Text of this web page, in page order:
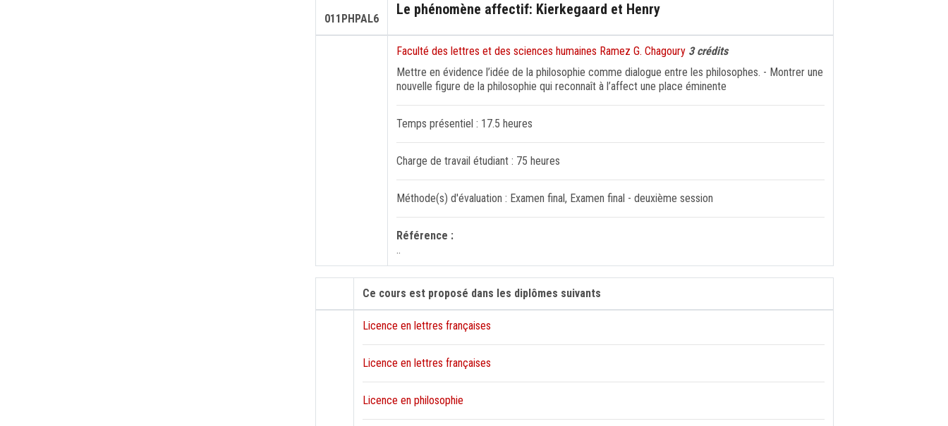
011PHPAL6
Le phénomène affectif: Kierkegaard et Henry
Faculté des lettres et des sciences humaines Ramez G. Chagoury 3 crédits
Mettre en évidence l’idée de la philosophie comme dialogue entre les philosophes. - Montrer une
nouvelle figure de la philosophie qui reconnaît à l’affect une place éminente
Temps présentiel : 17.5 heures
Charge de travail étudiant : 75 heures
Méthode(s) d'évaluation : Examen final, Examen final - deuxième session
Référence :
..
Ce cours est proposé dans les diplômes suivants
Licence en lettres françaises
Licence en lettres françaises
Licence en philosophie